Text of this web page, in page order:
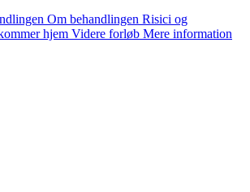
Om behandlingen Risici og
hjem Videre forløb Mere information